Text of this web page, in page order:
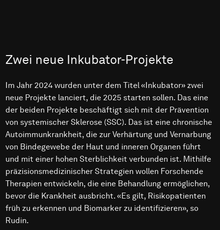
Zwei neue Inkubator-Projekte
Im Jahr 2024 wurden unter dem Titel «Inkubator» zwei
neue Projekte lanciert, die 2025 starten sollen. Das eine
der beiden Projekte beschäftigt sich mit der Prävention
von systemischer Sklerose (SSC). Das ist eine chronische
Autoimmunkrankheit, die zur Verhärtung und Vernarbung
von Bindegewebe der Haut und inneren Organen führt
und mit einer hohen Sterblichkeit verbunden ist. Mithilfe
präzisionsmedizinischer Strategien wollen Forschende
Therapien entwickeln, die eine Behandlung ermöglichen,
bevor die Krankheit ausbricht. «Es gilt, Risikopatienten
früh zu erkennen und Biomarker zu identifizieren», so
Rudin.